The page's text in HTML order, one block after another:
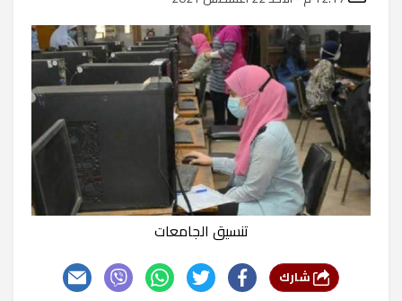
تنسيق الجامعات